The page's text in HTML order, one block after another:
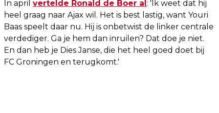
In april vertelde Ronald de Boer al: 'Ik weet dat hij
heel graag naar Ajax wil. Het is best lastig, want Youri
Baas speelt daar nu. Hij is onbetwist de linker centrale
verdediger. Ga je hem dan inruilen? Dat doe je niet.
En dan heb je Dies Janse, die het heel goed doet bij
FC Groningen en terugkomt.'